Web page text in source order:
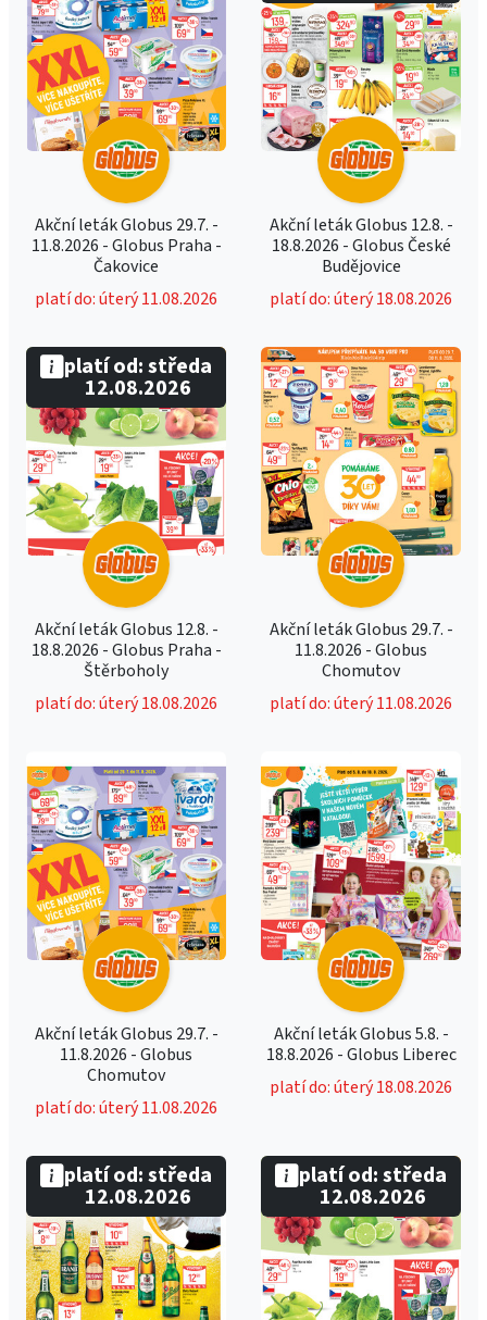
Akční leták Globus 29.7. -
11.8.2026 - Globus Praha -
Čakovice
platí do: úterý 11.08.2026
Akční leták Globus 12.8. -
18.8.2026 - Globus České
Budějovice
platí do: úterý 18.08.2026
Akční leták Globus 12.8. -
18.8.2026 - Globus Praha -
Štěrboholy
platí do: úterý 18.08.2026
platí od: středa
12.08.2026
Akční leták Globus 29.7. -
11.8.2026 - Globus
Chomutov
platí do: úterý 11.08.2026
Akční leták Globus 29.7. -
11.8.2026 - Globus
Chomutov
platí do: úterý 11.08.2026
Akční leták Globus 5.8. -
18.8.2026 - Globus Liberec
platí do: úterý 18.08.2026
platí od: středa
12.08.2026
platí od: středa
12.08.2026